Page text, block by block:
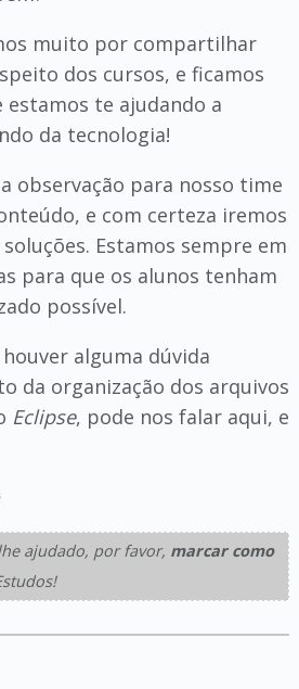
muito por compartilhar
dos cursos, e ficamos
estamos te ajudando a
da tecnologia!
observação para nosso time
e com certeza iremos
Estamos sempre em
para que os alunos tenham
possível.
alguma dúvida
da organização dos arquivos
Eclipse, pode nos falar aqui, e
ajudado, por favor, marcar como